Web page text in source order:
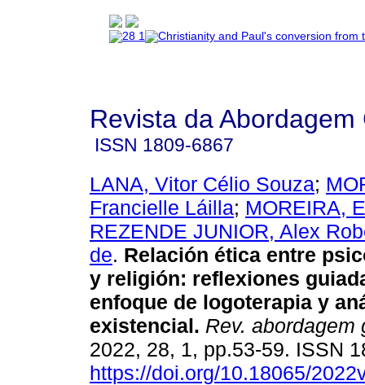
Revista da Abordagem
ISSN 1809-6867
LANA, Vitor Célio Souza;
Francielle Láilla; MOREIRA,
REZENDE JUNIOR, Alex
de. Relación ética entre
y religión: reflexiones
enfoque de logoterapia y
existencial. Rev. abordagem
2022, 28, 1, pp.53-59. ISSN
https://doi.org/10.18065/